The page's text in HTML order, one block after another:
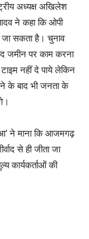
अध्यक्ष अखिलेश
ने कहा कि ओपी
जा सकता है। चुनाव
जमीन पर काम करना
नहीं दे पाये लेकिन
के बाद भी जनता के
ने माना कि आजमगढ़
से ही जीता जा
कार्यकर्ताओं की